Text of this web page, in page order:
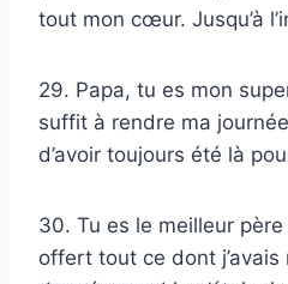
tout mon cœur. Jusqu’à
29. Papa, tu es mon
suffit à rendre ma
d’avoir toujours été là
30. Tu es le meilleur père
offert tout ce dont j’avais